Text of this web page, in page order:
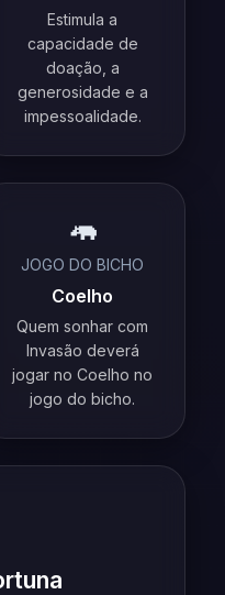
Estimula a
capacidade de
doação, a
generosidade e a
impessoalidade.
🦛
JOGO DO BICHO
Coelho
Quem sonhar com
Invasão deverá
jogar no Coelho no
jogo do bicho.